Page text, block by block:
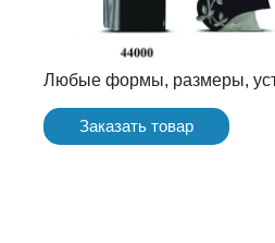
Любые формы, размеры,
Заказать товар